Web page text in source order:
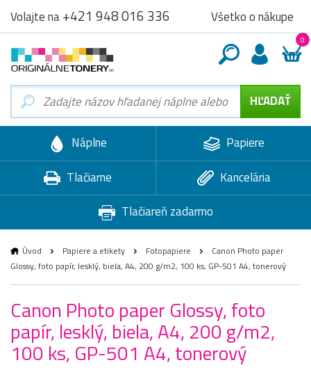
Volajte na+421 948 016 336 Všetko o nákupe
0
Náplne
Papiere
Tlačiarne
Kancelária
Tlačiareň zadarmo
Úvod Papiere a etikety Fotopapiere
Canon Photo paper
Glossy, foto papír, lesklý, biela, A4, 200 g/m2, 100 ks, GP-501 A4, tonerový
Canon Photo paper Glossy, foto
papír, lesklý, biela, A4, 200 g/m2,
100 ks, GP-501 A4, tonerový